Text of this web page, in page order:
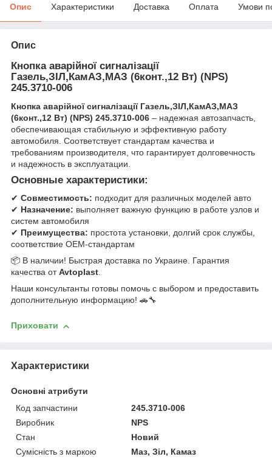
Опис Характеристики Доставка Оплата Умови
Опис
Кнопка аварійної сигналізації
Газель,ЗІЛ,КамАЗ,МАЗ (6конт.,12 Вт) (NPS)
245.3710-006
Кнопка аварійної сигналізації Газель,ЗІЛ,КамАЗ,МАЗ
(6конт.,12 Вт) (NPS) 245.3710-006 – надежная автозапчасть,
обеспечивающая стабильную и эффективную работу
автомобиля. Соответствует стандартам качества и
требованиям производителя, что гарантирует долговечность
и надежность в эксплуатации.
Основные характеристики:
✔ Совместимость: подходит для различных моделей авто
✔ Назначение: выполняет важную функцию в работе узлов и
систем автомобиля
✔ Преимущества: простота установки, долгий срок службы,
соответствие OEM-стандартам
📦 В наличии! Быстрая доставка по Украине. Гарантия
качества отAvtoplast.
Наши консультанты готовы помочь с выбором и предоставить
дополнительную информацию! 🚗🔧
Приховати
Характеристики
Основні атрибути
Код запчастини
245.3710-006
Виробник
NPS
Стан
Новий
Сумісність з маркою
Маз, Зіл, Камаз